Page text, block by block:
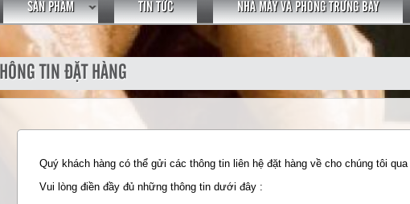
SẢN PHẨM TIN TỨC NHÀ MÁY VÀ PHÒNG TRƯNG BÀY
THÔNG TIN ĐẶT HÀNG
Quý khách hàng có thể gửi các thông tin liên hệ đặt hàng về cho chúng tôi qua
Vui lòng điền đầy đủ những thông tin dưới đây :